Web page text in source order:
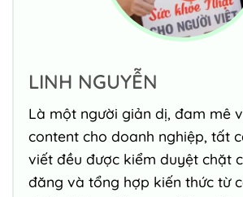
LINH NGUYỄN
Là một người giản dị, đam mê
content cho doanh nghiệp, tất
viết đều được kiểm duyệt chặt
đăng và tổng hợp kiến thức từ